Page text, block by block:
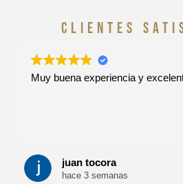
clientes
Muy buena experiencia y
juan tocora
hace 3 semanas